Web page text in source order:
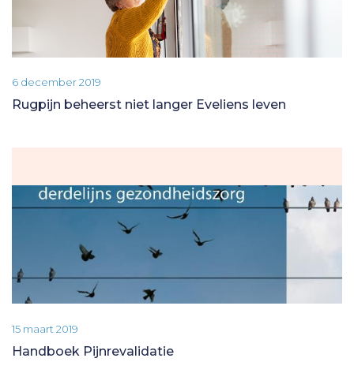
6 december 2019
Rugpijn beheerst niet langer Eveliens leven
15 maart 2019
Handboek Pijnrevalidatie